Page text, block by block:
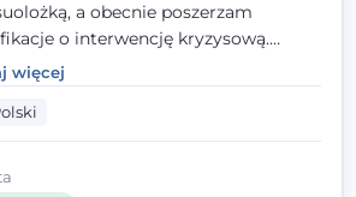
a obecnie poszerzam
o interwencję kryzysową.
w nurcie terapii trzeciej fali, łącząc
o potwierdzonej skuteczności.
młodzieży, dorosłym i parom w
sobie z bolesnymi
tak, by mogli żyć pełniej.
więcej